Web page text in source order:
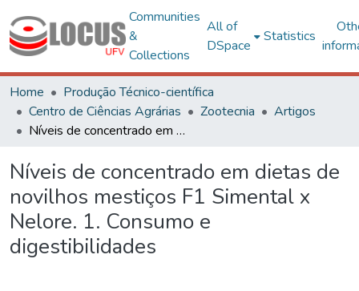
Communities
&
Collections
All of
DSpace
Statistics
Home
Produção Técnico-científica
Centro de Ciências Agrárias
Zootecnia
Artigos
Níveis de concentrado em dietas de novilhos mestiços F1 Simental x Nelore. 1. Consumo e digestibilidades
Níveis de concentrado em dietas de
novilhos mestiços F1 Simental x
Nelore. 1. Consumo e
digestibilidades